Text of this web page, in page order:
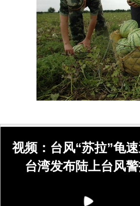
视频：台风“苏拉”龟
台湾发布陆上台风